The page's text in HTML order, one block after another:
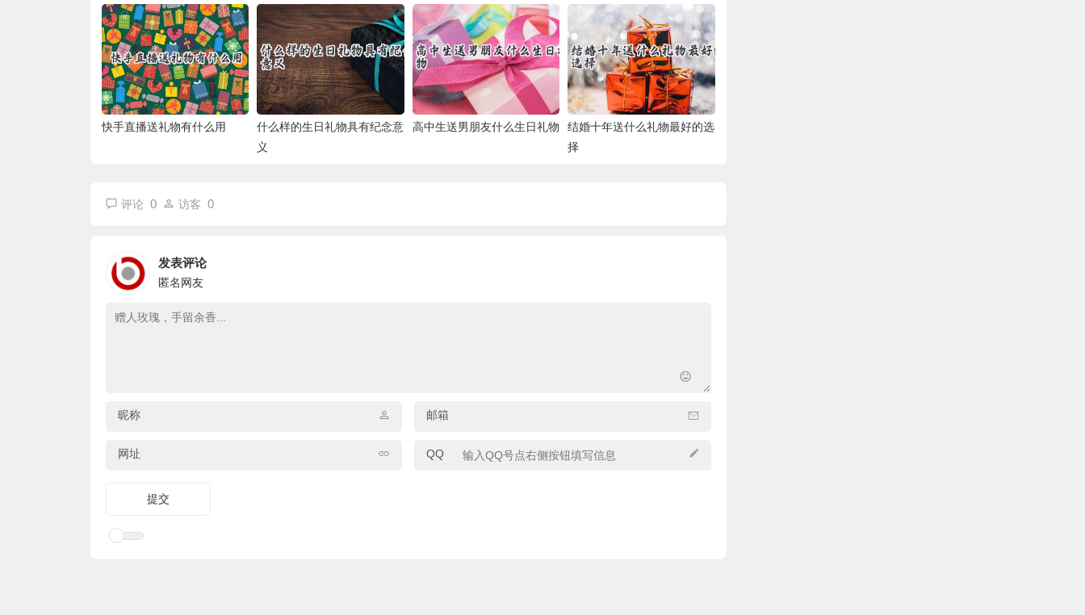
快手直播送礼物有什么用
什么样的生日礼物具有纪念意
义
高中生送男朋友什么生日礼物
结婚十年送什么礼物最好的选
择
评论 0 访客 0
发表评论
匿名网友
昵称 邮箱
网址 QQ